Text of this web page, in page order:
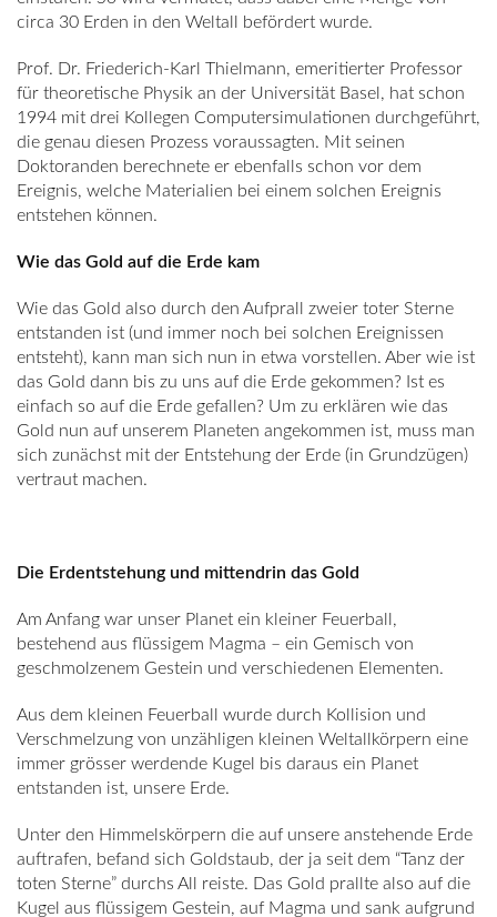
circa 30 Erden in den Weltall befördert wurde.
Prof. Dr. Friederich-Karl Thielmann, emeritierter Professor
für theoretische Physik an der Universität Basel, hat schon
1994 mit drei Kollegen Computersimulationen durchgeführt,
die genau diesen Prozess voraussagten. Mit seinen
Doktoranden berechnete er ebenfalls schon vor dem
Ereignis, welche Materialien bei einem solchen Ereignis
entstehen können.
Wie das Gold auf die Erde kam
Wie das Gold also durch den Aufprall zweier toter Sterne
entstanden ist (und immer noch bei solchen Ereignissen
entsteht), kann man sich nun in etwa vorstellen. Aber wie ist
das Gold dann bis zu uns auf die Erde gekommen? Ist es
einfach so auf die Erde gefallen? Um zu erklären wie das
Gold nun auf unserem Planeten angekommen ist, muss man
sich zunächst mit der Entstehung der Erde (in Grundzügen)
vertraut machen.
Die Erdentstehung und mittendrin das Gold
Am Anfang war unser Planet ein kleiner Feuerball,
bestehend aus flüssigem Magma – ein Gemisch von
geschmolzenem Gestein und verschiedenen Elementen.
Aus dem kleinen Feuerball wurde durch Kollision und
Verschmelzung von unzähligen kleinen Weltallkörpern eine
immer grösser werdende Kugel bis daraus ein Planet
entstanden ist, unsere Erde.
Unter den Himmelskörpern die auf unsere anstehende Erde
auftrafen, befand sich Goldstaub, der ja seit dem “Tanz der
toten Sterne” durchs All reiste. Das Gold prallte also auf die
Kugel aus flüssigem Gestein, auf Magma und sank aufgrund